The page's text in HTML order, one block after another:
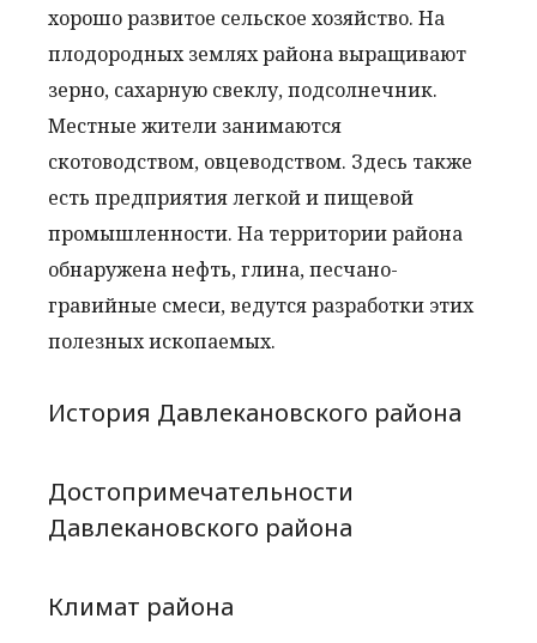
хорошо развитое сельское хозяйство. На
плодородных землях района выращивают
зерно, сахарную свеклу, подсолнечник.
Местные жители занимаются
скотоводством, овцеводством. Здесь также
есть предприятия легкой и пищевой
промышленности. На территории района
обнаружена нефть, глина, песчано-
гравийные смеси, ведутся разработки этих
полезных ископаемых.
История Давлекановского района
Достопримечательности
Давлекановского района
Климат района